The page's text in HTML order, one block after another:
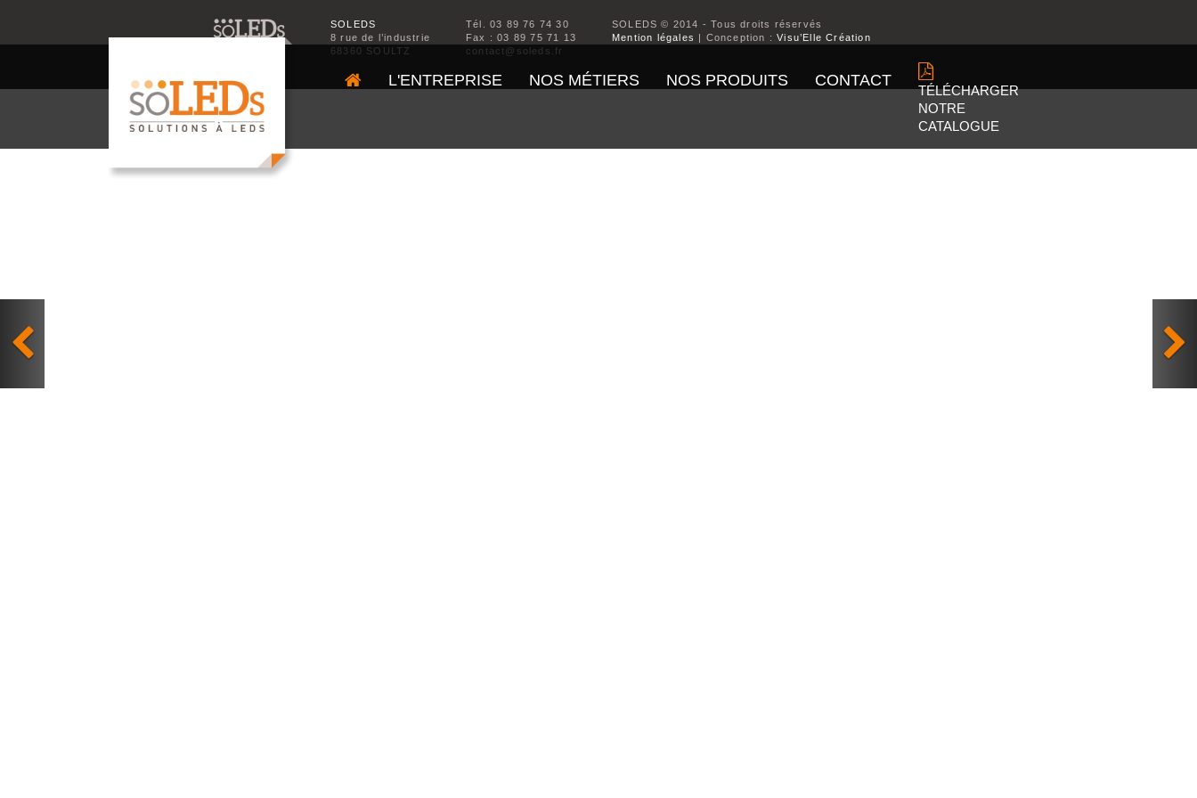
L'ENTREPRISE NOS MÉTIERS NOS PRODUITS CONTACT
TÉLÉCHARGER
NOTRE
CATALOGUE
SOLEDS
8 rue de l’industrie
68360 SOULTZ
Tél. 03 89 76 74 30
Fax : 03 89 75 71 13
contact@soleds.fr
SOLEDS © 2014 - Tous droits réservés
Mention légales | Conception :Visu’Elle Création